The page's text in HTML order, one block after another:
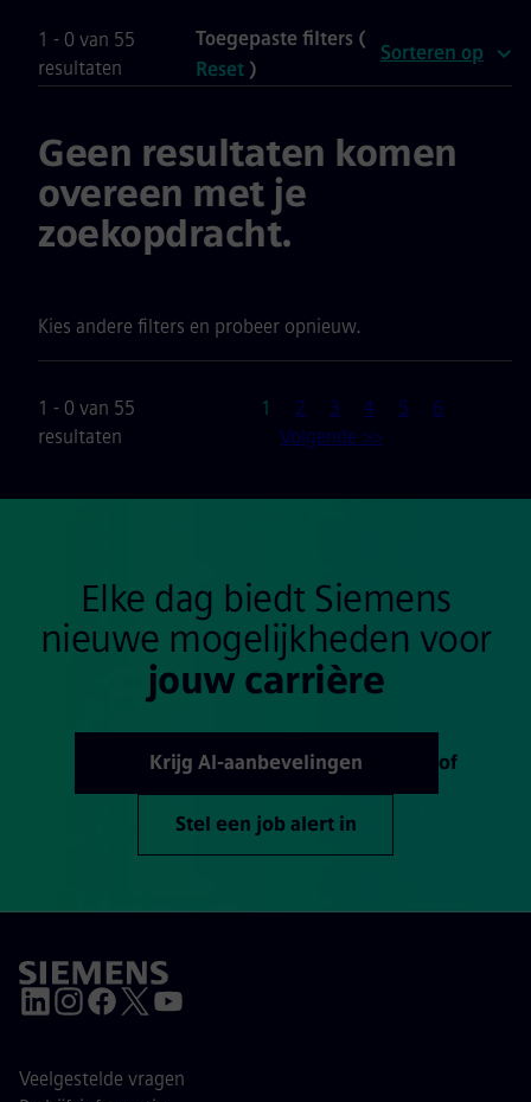
1 - 0 van 55
resultaten
Toegepaste filters (
Reset )
Sorteren op
Geen resultaten komen
overeen met je
zoekopdracht.
Kies andere filters en probeer opnieuw.
1 - 0 van 55
resultaten
Pagina
1 2 3 4 5
6
Volgende >>
Elke dag biedt Siemens
nieuwe mogelijkheden voor
jouw carrière
Krijg AI-aanbevelingen of
Stel een job alert in
Veelgestelde vragen